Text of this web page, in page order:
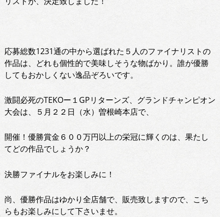
応募総数1231通の中から選ばれた５人のファイナリストの
作品は、どれも個性的で美味しそうな物ばかり。誰が優勝
してもおかしくない逸品ぞろいです。
激闘必死のTEKOー１GPリターンズ、グランドチャンピオン
大会は、５月２２日（水）曽根崎本店で、
開催！優勝賞金６００万円以上の栄冠に輝くのは、果たし
てどの作品でしょうか？
決勝ファイナルをお楽しみに！
尚、優勝作品はゆかり全店舗で、販売致しますので、こち
らもお楽しみにして下さいませ。